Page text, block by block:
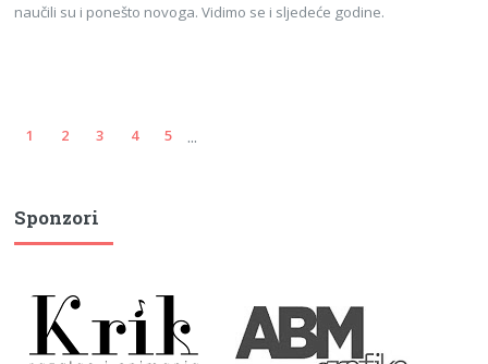
naučili su i ponešto novoga. Vidimo se i sljedeće godine.
1 2 3 4 5 ...
Sponzori